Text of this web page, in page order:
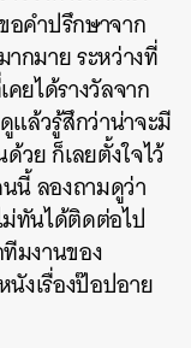
อคำปรึกษาจาก
กมาย ระหว่างที่
ยได้รางวัลจาก
แล้วรู้สึกว่าน่าจะมี
วย ก็เลยตั้งใจไว้
นนี้ ลองถามดูว่า
ม่ทันได้ติดต่อไป
มงานของ
นังเรื่องป๊อปอาย